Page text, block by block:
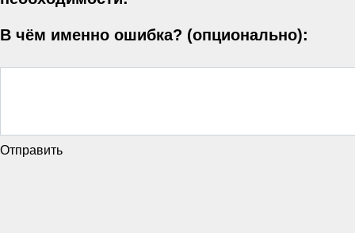
В чём именно ошибка? (опционально):
Отправить